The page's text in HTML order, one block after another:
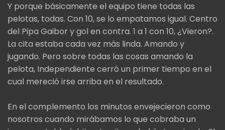
Y porque básicamente el equipo tiene todas las
pelotas, todas. Con 10, se lo empatamos igual. Centro
del Pipa Gaibor y gol en contra. 1 a 1 con 10, ¿Vieron?.
La cita estaba cada vez más linda. Amando y
jugando. Pero sobre todas las cosas amando la
pelota, Independiente cerró un primer tiempo en el
cual mereció irse arriba en el resultado.
En el complemento los minutos envejecieron como
nosotros cuando mirábamos lo que cobraba un